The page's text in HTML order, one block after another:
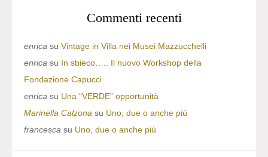
Commenti recenti
enrica su Vintage in Villa nei Musei Mazzucchelli
enrica su In sbieco….. Il nuovo Workshop della
Fondazione Capucci
enrica su Una “VERDE” opportunità
Marinella Calzona su Uno, due o anche più
francesca su Uno, due o anche più